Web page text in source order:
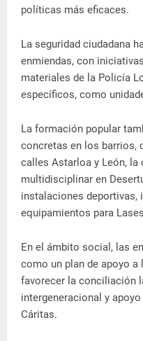
políticas más eficaces.
La seguridad ciudadana
enmiendas, con
materiales de la Policía
específicos, como
La formación popular
concretas en los barrios,
calles Astarloa y León, la
multidisciplinar en
instalaciones deportivas,
equipamientos para
En el ámbito social, las
como un plan de apoyo a
favorecer la conciliación
intergeneracional y
Cáritas.